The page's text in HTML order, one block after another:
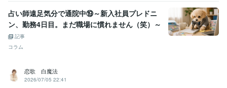
占い師遠足気分で通院中⑲～新入社員プレドニ
ン、勤務4日目。まだ職場に慣れません（笑）～
記事
コラム
恋歌 白魔法
2026/07/05 22:41